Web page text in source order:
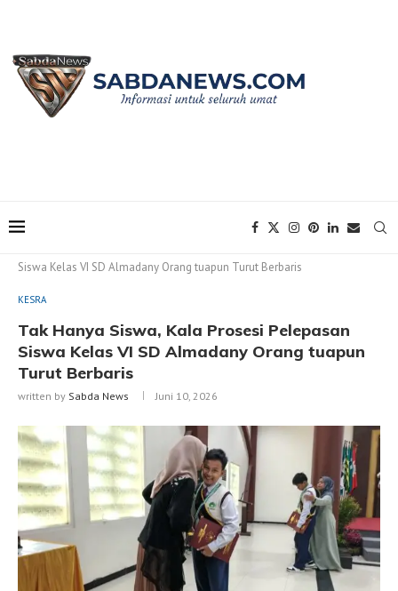
Siswa Kelas VI SD Almadany Orang tuapun Turut Berbaris
KESRA
Tak Hanya Siswa, Kala Prosesi Pelepasan
Siswa Kelas VI SD Almadany Orang tuapun
Turut Berbaris
written by Sabda News Juni 10, 2026